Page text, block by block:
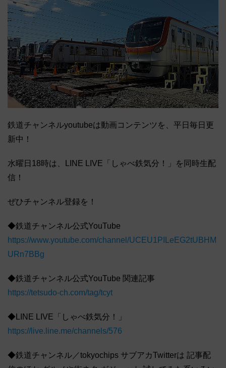
鉄道チャンネルyoutubeは動画コンテンツを、平日毎日更
新中！
水曜日18時は、LINE LIVE「しゃべ鉄気分！」を同時生配
信！
ぜひチャンネル登録を！
◆鉄道チャンネル公式YouTube
https://www.youtube.com/channel/UCEU1PILeEG2tUBHM
URn7BBg
◆鉄道チャンネル公式YouTube 関連記事
https://tetsudo-ch.com/tag/tcyt
◆LINE LIVE「しゃべ鉄気分！」
https://live.line.me/channels/576
◆鉄道チャンネル／tokyochips サブアカTwitterは 記事配